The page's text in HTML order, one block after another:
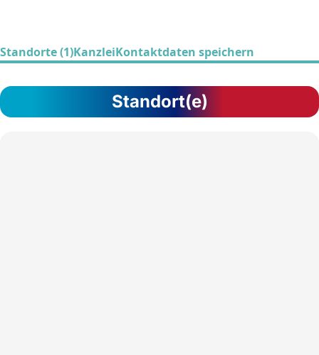
Standorte (1)KanzleiKontaktdaten speichern
Standort(e)